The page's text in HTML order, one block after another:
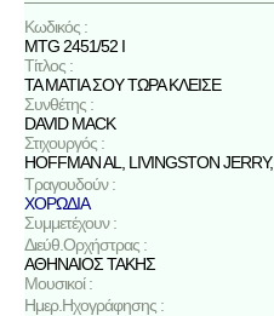
Κωδικός :
MTG 2451/52 I
Τίτλος :
ΤΑ ΜΑΤΙΑ ΣΟΥ ΤΩΡΑ ΚΛΕΙΣΕ
Συνθέτης :
DAVID MACK
Στιχουργός :
HOFFMAN AL
LIVINGSTON JERRY,
Τραγουδούν :
ΧΟΡΩΔΙΑ
Συμμετέχουν :
Διεύθ.Ορχήστρας :
ΑΘΗΝΑΙΟΣ ΤΑΚΗΣ
Μουσικοί :
Ημερ.Ηχογράφησης :